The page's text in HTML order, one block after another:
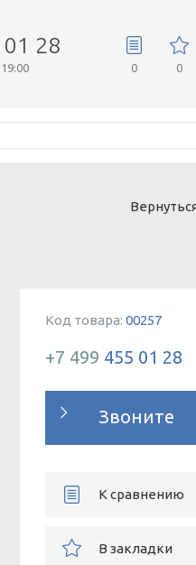
28
0 0
Код товара: 00257
+7 499 455 01 28
Звоните
К сравнению
В закладки